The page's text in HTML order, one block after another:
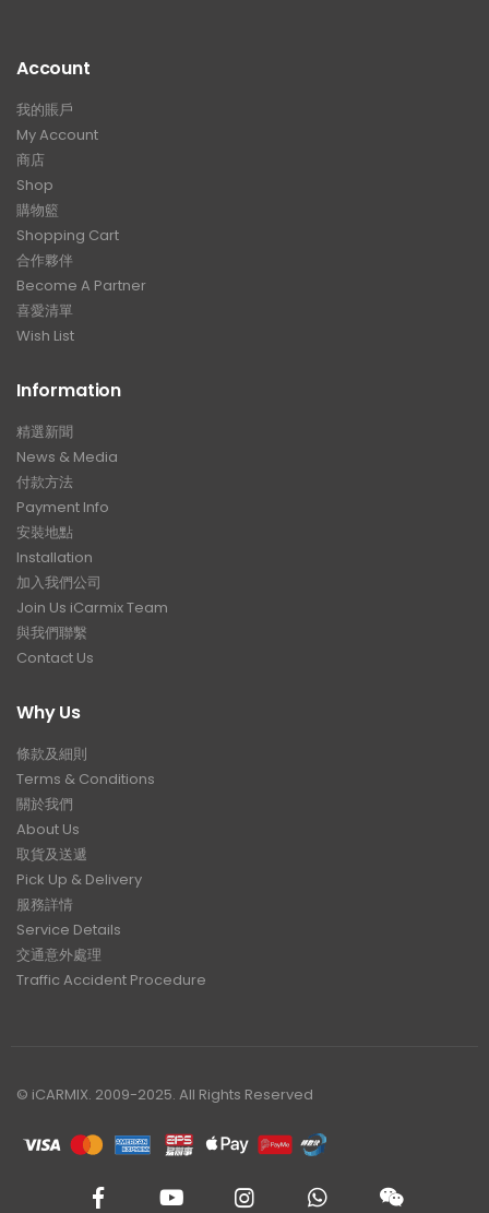
Account
我的賬戶
My Account
商店
Shop
購物籃
Shopping Cart
合作夥伴
Become A Partner
喜愛清單
Wish List
Information
精選新聞
News & Media
付款方法
Payment Info
安裝地點
Installation
加入我們公司
Join Us iCarmix Team
與我們聯繫
Contact Us
Why Us
條款及細則
Terms & Conditions
關於我們
About Us
取貨及送遞
Pick Up & Delivery
服務詳情
Service Details
交通意外處理
Traffic Accident Procedure
© iCARMIX. 2009-2025. All Rights Reserved